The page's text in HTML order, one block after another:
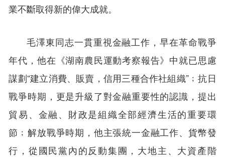
業不斷取得新的偉大成就。
毛澤東同志一貫重視金融工作，早在革命戰爭
年代，他在《湖南農民運動考察報告》中就已思慮
謀劃“建立消費、販賣，信用三種合作社組織”﹔抗日
戰爭時期，更是升級了對金融重要性的認識，提出
貿易、金融、財政是組織全部經濟生活的重要環
節﹔解放戰爭時期，他主張統⼀⾦融⼯作、貨幣發
⾏，從國民黨內的反動集團，大地主、大資產階